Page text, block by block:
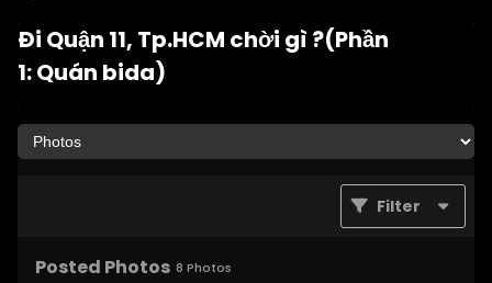
Đi Quận 11, Tp.HCM chời gì ?(Phần
1: Quán bida)
Filter
Posted Photos 8 Photos